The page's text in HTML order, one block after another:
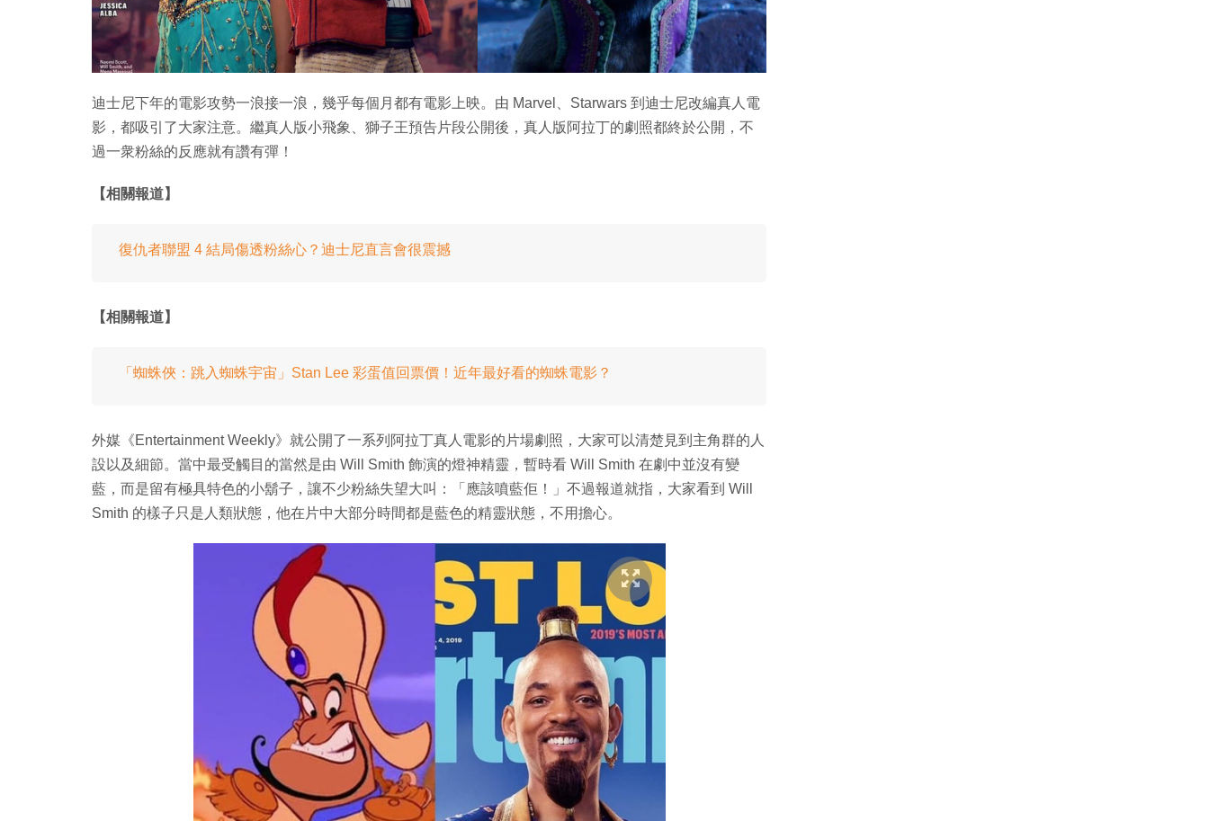
迪士尼下年的電影攻勢一浪接一浪，幾乎每個月都有電影上映。由 Marvel、Starwars 到迪士尼改編真人電
影，都吸引了大家注意。繼真人版小飛象、獅子王預告片段公開後，真人版阿拉丁的劇照都終於公開，不
過一衆粉絲的反應就有讚有彈！
【相關報道】
復仇者聯盟 4 結局傷透粉絲心？迪士尼直言會很震撼
【相關報道】
「蜘蛛俠：跳入蜘蛛宇宙」Stan Lee 彩蛋值回票價！近年最好看的蜘蛛電影？
外媒《Entertainment Weekly》就公開了一系列阿拉丁真人電影的片場劇照，大家可以清楚見到主角群的人
設以及細節。當中最受觸目的當然是由 Will Smith 飾演的燈神精靈，暫時看 Will Smith 在劇中並沒有變
藍，而是留有極具特色的小鬍子，讓不少粉絲失望大叫：「應該噴藍佢！」不過報道就指，大家看到 Will
Smith 的樣子只是人類狀態，他在片中大部分時間都是藍色的精靈狀態，不用擔心。